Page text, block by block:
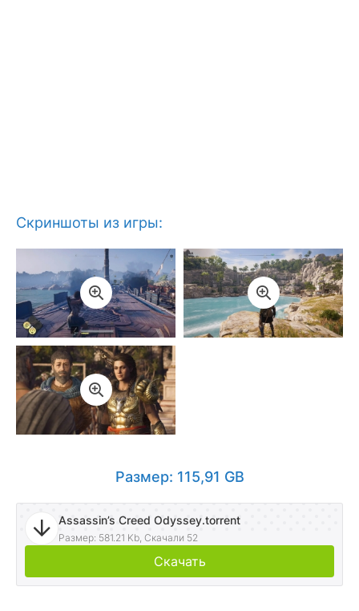
Скриншоты из игры:
Размер: 115,91 GB
Assassin’s Creed Odyssey.torrent
Размер: 581.21 Kb, Скачали 52
Скачать